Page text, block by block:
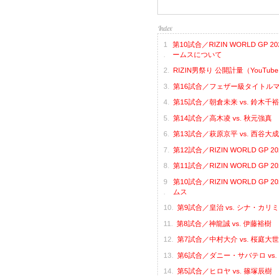
第10試合／RIZIN WORLD GP
ームスについて
RIZIN男祭り 公開計量（YouTube
第16試合／フェザー級タイトル
第15試合／朝倉未来 vs. 鈴木千裕
第14試合／高木凌 vs. 秋元強真
第13試合／萩原京平 vs. 西谷大成
第12試合／RIZIN WORLD GP
第11試合／RIZIN WORLD GP
第10試合／RIZIN WORLD GP
ムス
第9試合／皇治 vs. シナ・カリ
第8試合／神龍誠 vs. 伊藤裕樹
第7試合／中村大介 vs. 桜庭大世
第6試合／ダニー・サバテロ vs.
第5試合／ヒロヤ vs. 篠塚辰樹